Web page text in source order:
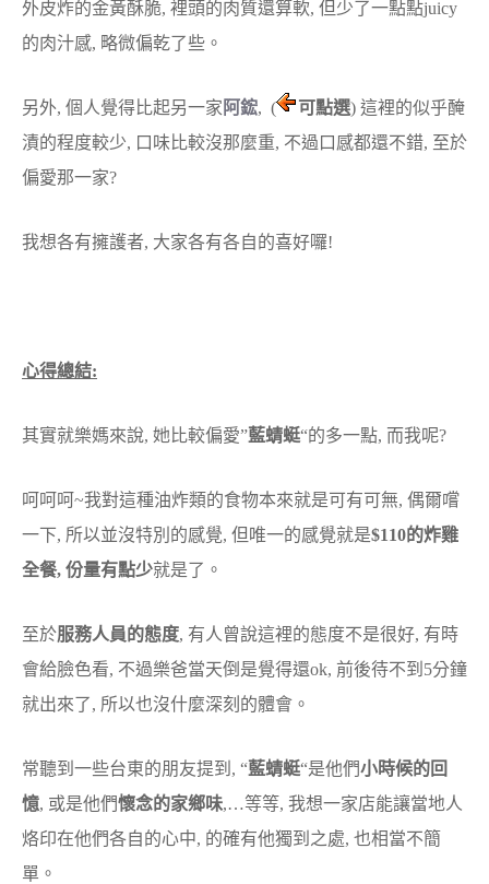
外皮炸的金黃酥脆, 裡頭的肉質還算軟, 但少了一點點juicy
的肉汁感, 略微偏乾了些。
另外, 個人覺得比起另一家 阿鋐, ( 可點選) 這裡的似乎醃
漬的程度較少, 口味比較沒那麼重, 不過口感都還不錯, 至於
偏愛那一家?
我想各有擁護者, 大家各有各自的喜好囉!
心得總結:
其實就樂媽來說, 她比較偏愛”藍蜻蜓“的多一點, 而我呢?
呵呵呵~我對這種油炸類的食物本來就是可有可無, 偶爾嚐
一下, 所以並沒特別的感覺, 但唯一的感覺就是$110的炸雞
全餐, 份量有點少就是了。
至於服務人員的態度, 有人曾說這裡的態度不是很好, 有時
會給臉色看, 不過樂爸當天倒是覺得還ok, 前後待不到5分鐘
就出來了, 所以也沒什麼深刻的體會。
常聽到一些台東的朋友提到, “藍蜻蜓“是他們小時候的回
憶, 或是他們懷念的家鄉味,…等等, 我想一家店能讓當地人
烙印在他們各自的心中, 的確有他獨到之處, 也相當不簡
單。